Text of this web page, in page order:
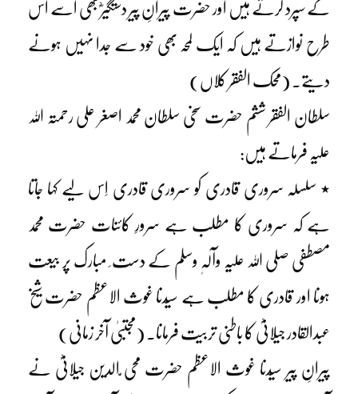
کے سپرد کرتے ہیں اور حضرت پیرانِ پیر دستگیرؓ بھی اُسے اس
طرح نوازتے ہیں کہ ایک لمحہ بھی خود سے جدا نہیں ہونے
دیتے۔ (محک الفقر کلاں)
سلطان الفقر ششم حضرت سخی سلطان محمد اصغر علی رحمتہ اللہ
علیہ فرماتے ہیں:
٭ سلسلہ سروری قادری کو سروری قادری اِس لیے کہا جاتا
ہے کہ سروری کا مطلب ہے سرورِ کائنات حضرت محمد
مصطفی صلی اللہ علیہ وآلہٖ وسلم کے دست ِ مبارک پر بیعت
ہونا اور قادری کا مطلب ہے سیّدنا غوث الاعظم حضرت شیخ
عبدالقادر جیلانیؓ کا باطنی تربیت فرمانا۔ (مجتبیٰ آخر زمانی)
پیرانِ پیر سیّدنا غوث الاعظم حضرت محی ّالدین جیلانیؓ نے